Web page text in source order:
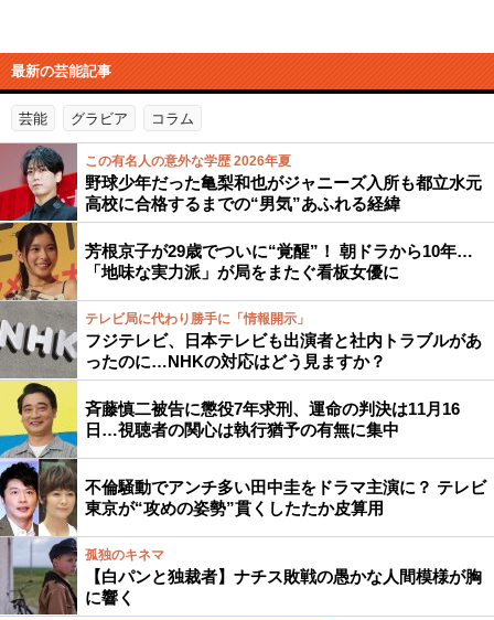
最新の芸能記事
芸能 グラビア コラム
この有名人の意外な学歴 2026年夏
野球少年だった亀梨和也がジャニーズ入所も都立水元
高校に合格するまでの“男気”あふれる経緯
芳根京子が29歳でついに“覚醒”！ 朝ドラから10年…
「地味な実力派」が局をまたぐ看板女優に
テレビ局に代わり勝手に「情報開示」
フジテレビ、日本テレビも出演者と社内トラブルがあ
ったのに…NHKの対応はどう見ますか？
斉藤慎二被告に懲役7年求刑、運命の判決は11月16
日…視聴者の関心は執行猶予の有無に集中
不倫騒動でアンチ多い田中圭をドラマ主演に？ テレビ
東京が“攻めの姿勢”貫くしたたか皮算用
孤独のキネマ
【白パンと独裁者】ナチス敗戦の愚かな人間模様が胸
に響く